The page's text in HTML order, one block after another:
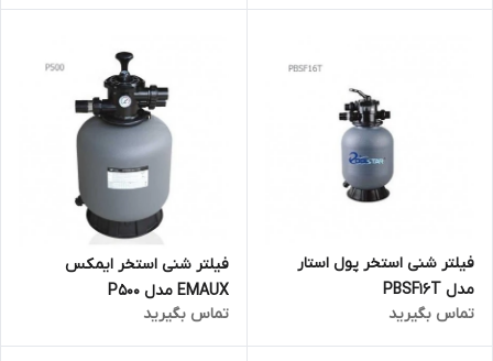
فیلتر شنی استخر پول استار
مدل PBSF16T
تماس بگیرید
فیلتر شنی استخر ایمکس
EMAUX مدل P500
تماس بگیرید